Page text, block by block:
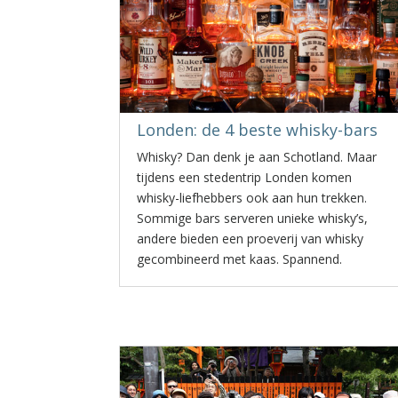
Londen: de 4 beste whisky-bars
Whisky? Dan denk je aan Schotland. Maar
tijdens een stedentrip Londen komen
whisky-liefhebbers ook aan hun trekken.
Sommige bars serveren unieke whisky’s,
andere bieden een proeverij van whisky
gecombineerd met kaas. Spannend.